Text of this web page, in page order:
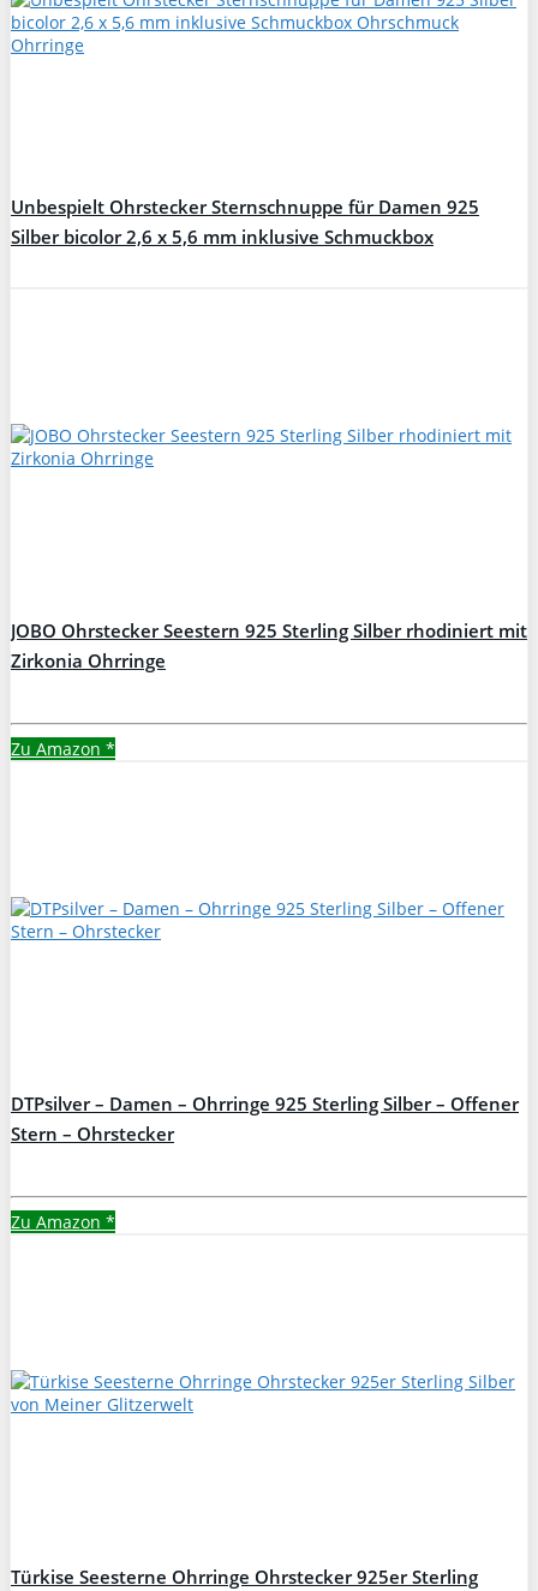
Unbespielt Ohrstecker Sternschnuppe für Damen 925
Silber bicolor 2,6 x 5,6 mm inklusive Schmuckbox
JOBO Ohrstecker Seestern 925 Sterling Silber rhodiniert mit
Zirkonia Ohrringe
Zu Amazon *
DTPsilver – Damen – Ohrringe 925 Sterling Silber – Offener
Stern – Ohrstecker
Zu Amazon *
Türkise Seesterne Ohrringe Ohrstecker 925er Sterling